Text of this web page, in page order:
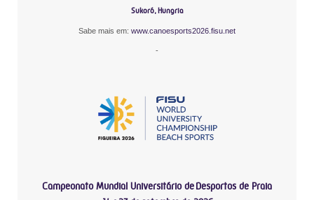
Sukoró, Hungria
Sabe mais em: www.canoesports2026.fisu.net
-
Campeonato Mundial Universitário de Desportos de Praia